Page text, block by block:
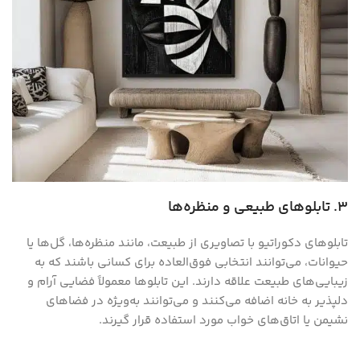
3. تابلوهای طبیعی و منظره‌ها
تابلوهای دکوراتیو با تصاویری از طبیعت، مانند منظره‌ها، گل‌ها یا
حیوانات، می‌توانند انتخابی فوق‌العاده برای کسانی باشند که به
زیبایی‌های طبیعت علاقه دارند. این تابلوها معمولاً فضایی آرام و
دلپذیر به خانه اضافه می‌کنند و می‌توانند به‌ویژه در فضاهای
نشیمن یا اتاق‌های خواب مورد استفاده قرار گیرند.